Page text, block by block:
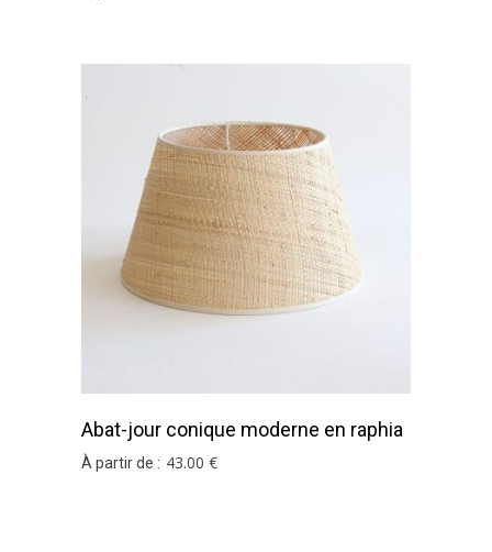
Abat-jour conique moderne en raphia
brun
À partir de : 43.00 €